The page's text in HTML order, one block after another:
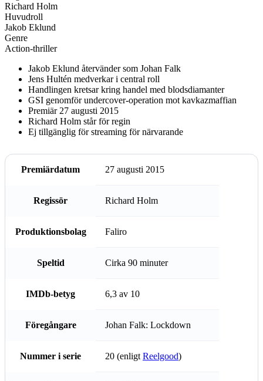
Richard Holm
Huvudroll
Jakob Eklund
Genre
Action-thriller
Jakob Eklund återvänder som Johan Falk
Jens Hultén medverkar i central roll
Handlingen kretsar kring handel med blodsdiamanter
GSI genomför undercover-operation mot kavkazmaffian
Premiär 27 augusti 2015
Richard Holm står för regin
Ej tillgänglig för streaming för närvarande
Premiärdatum 27 augusti 2015
Regissör Richard Holm
Produktionsbolag Faliro
Speltid Cirka 90 minuter
IMDb-betyg 6,3 av 10
Föregångare Johan Falk: Lockdown
Nummer i serie 20 (enligt Reelgood)